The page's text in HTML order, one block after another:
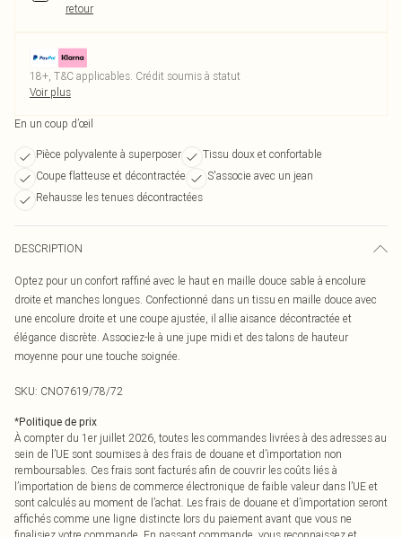
retour
18+, T&C applicables. Crédit soumis à statut
Voir plus
En un coup d’œil
Pièce polyvalente à superposer
Tissu doux et confortable
Coupe flatteuse et décontractée
S'associe avec un jean
Rehausse les tenues décontractées
DESCRIPTION
Optez pour un confort raffiné avec le haut en maille douce sable à encolure
droite et manches longues. Confectionné dans un tissu en maille douce avec
une encolure droite et une coupe ajustée, il allie aisance décontractée et
élégance discrète. Associez-le à une jupe midi et des talons de hauteur
moyenne pour une touche soignée.
SKU: CNO7619/78/72
*Politique de prix
À compter du 1er juillet 2026, toutes les commandes livrées à des adresses au
sein de l’UE sont soumises à des frais de douane et d’importation non
remboursables. Ces frais sont facturés afin de couvrir les coûts liés à
l’importation de biens de commerce électronique de faible valeur dans l’UE et
sont calculés au moment de l’achat. Les frais de douane et d’importation seront
affichés comme une ligne distincte lors du paiement avant que vous ne